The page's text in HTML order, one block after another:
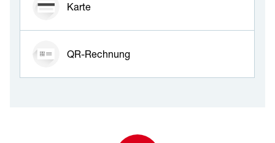
Karte
QR-Rechnung